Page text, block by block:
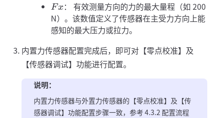
Fx ： 有效测量方向的力的最大量程（如 200
N）。该数值定义了传感器在主受力方向上能
感知的最大压力或拉力。
内置力传感器配置完成后，即可对【零点校准】及
【传感器调试】功能进行配置。
说明：
内置力传感器与外置力传感器的【零点校准】及【传
感器调试】功能配置步骤一致，参考 4.3.2 配置流程